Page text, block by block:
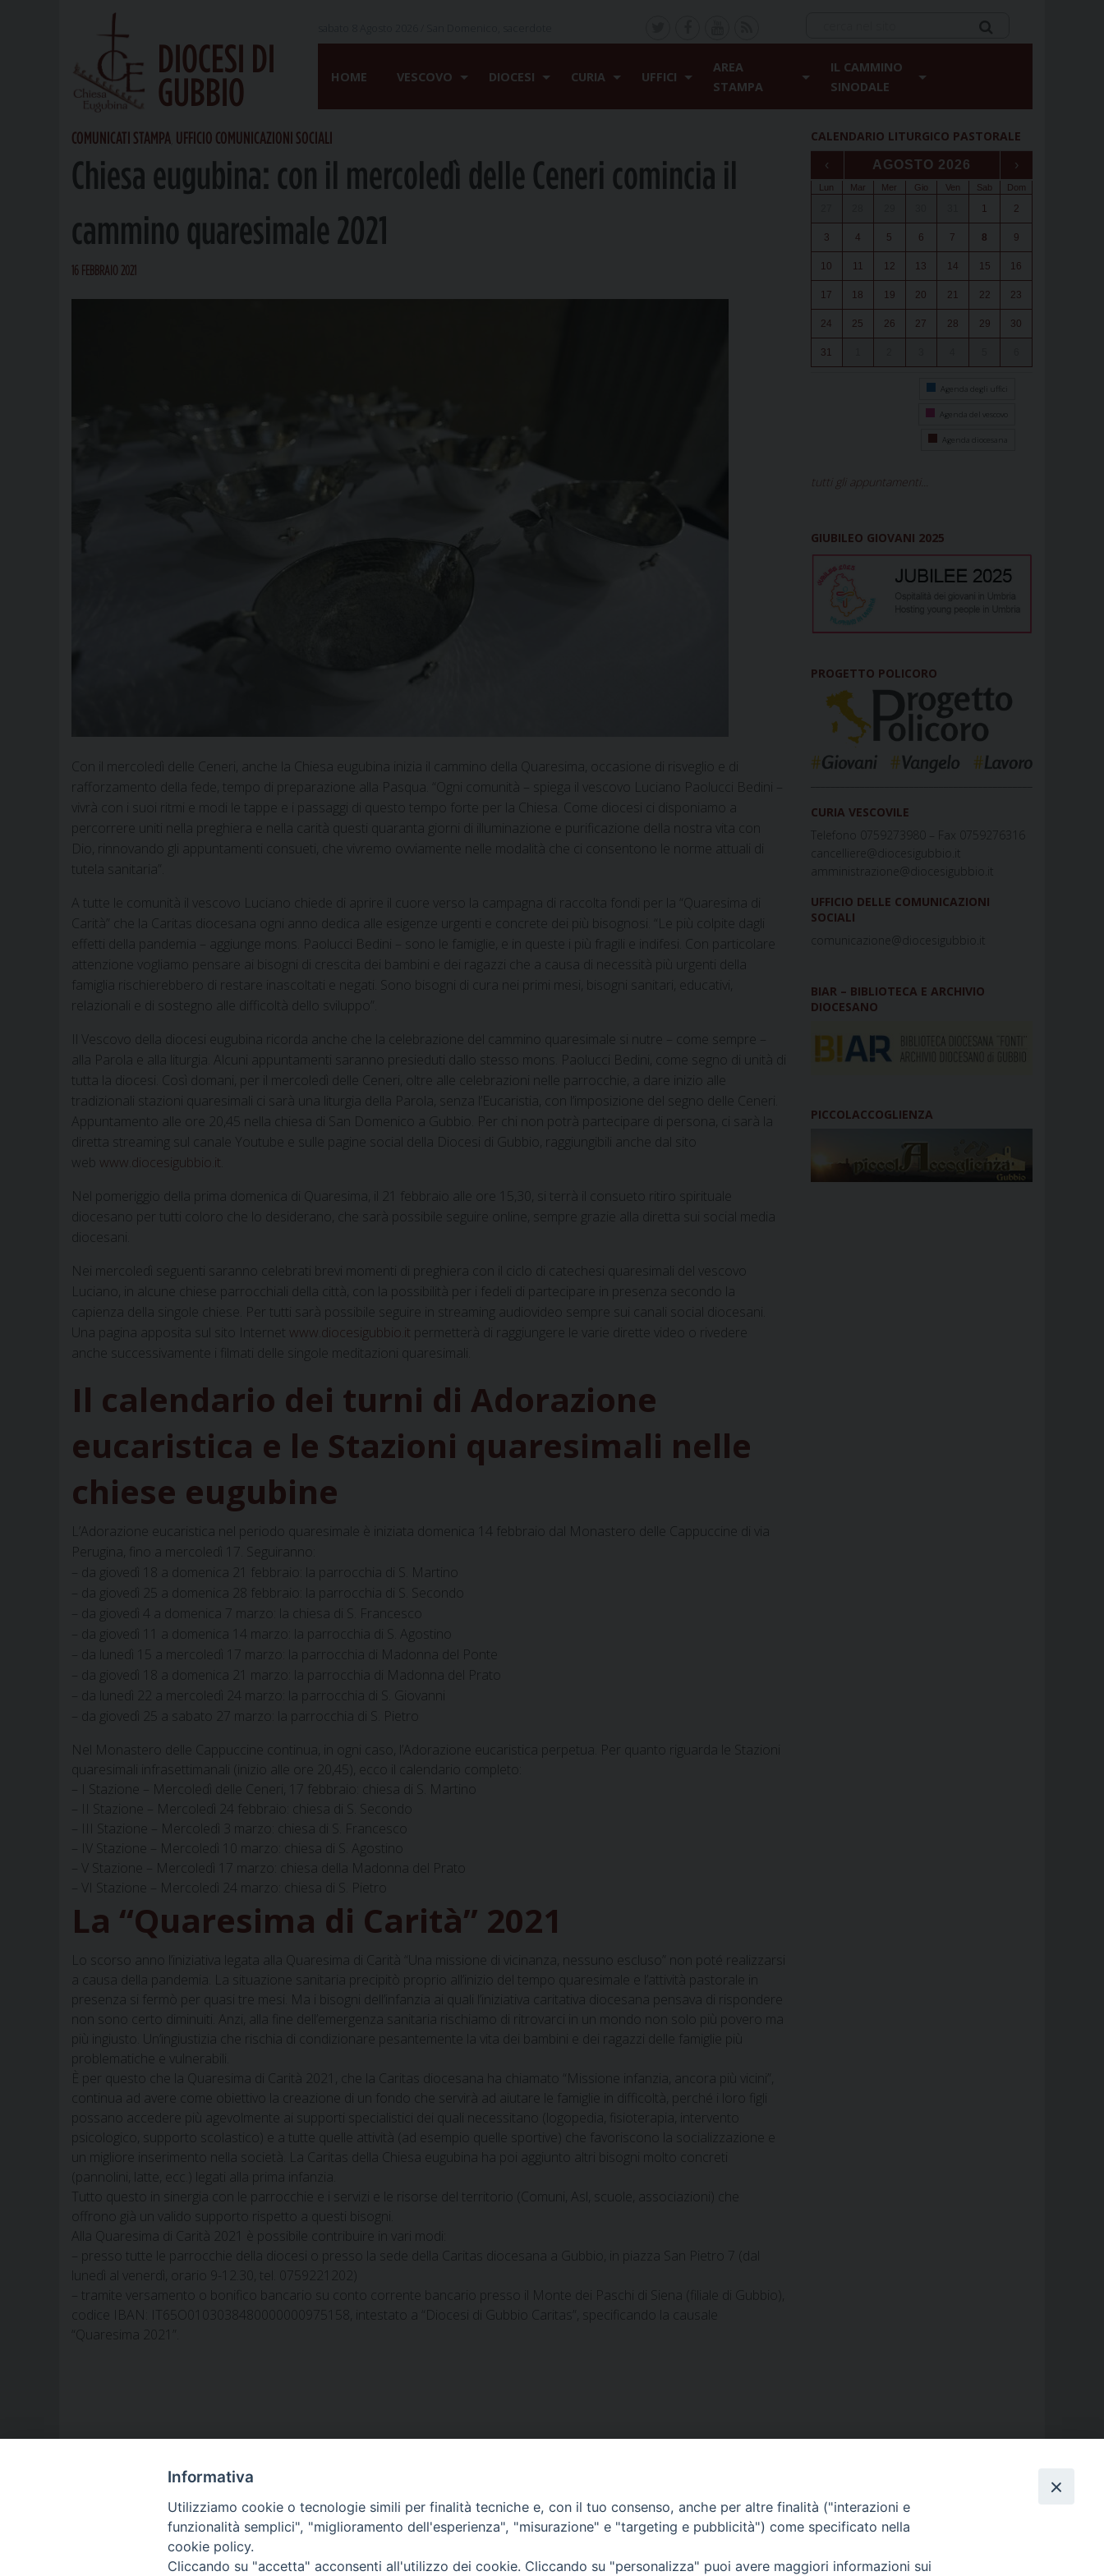
DIOCESI DI
GUBBIO
HOME VESCOVO DIOCESI CURIA UFFICI
AREA
STAMPA
IL CAMMINO
SINODALE
COMUNICATI STAMPA UFFICIO COMUNICAZIONI SOCIALI
Chiesa eugubina: con il mercoledì delle Ceneri comincia il
cammino quaresimale 2021
16 FEBBRAIO 2021
Con il mercoledì delle Ceneri, anche la Chiesa eugubina inizia il cammino della Quaresima, occasione di risveglio e di
rafforzamento della fede, tempo di preparazione alla Pasqua. “Ogni comunità – spiega il vescovo Luciano Paolucci Bedini –
vivrà con i suoi ritmi e modi le tappe e i passaggi di questo tempo forte per la Chiesa. Come diocesi ci disponiamo a
percorrere uniti nella preghiera e nella carità questi quaranta giorni di illuminazione e purificazione della nostra vita con
Dio, rinnovando gli appuntamenti consueti, che vivremo ovviamente nelle modalità che ci consentono le norme attuali di
tutela sanitaria”.
A tutte le comunità il vescovo Luciano chiede di aprire il cuore verso la campagna di raccolta fondi per la “Quaresima di
Carità” che la Caritas diocesana ogni anno dedica alle esigenze urgenti e concrete dei più bisognosi. “Le più colpite dagli
effetti della pandemia – aggiunge mons. Paolucci Bedini – sono le famiglie, e in queste i più fragili e indifesi. Con particolare
attenzione vogliamo pensare ai bisogni di crescita dei bambini e dei ragazzi che a causa di necessità più urgenti della
famiglia rischierebbero di restare inascoltati e negati. Sono bisogni di cura nei primi mesi, bisogni sanitari, educativi,
relazionali e di sostegno alle difficoltà dello sviluppo”.
Il Vescovo della diocesi eugubina ricorda anche che la celebrazione del cammino quaresimale si nutre – come sempre –
alla Parola e alla liturgia. Alcuni appuntamenti saranno presieduti dallo stesso mons. Paolucci Bedini, come segno di unità di
tutta la diocesi. Così domani, per il mercoledì delle Ceneri, oltre alle celebrazioni nelle parrocchie, a dare inizio alle
tradizionali stazioni quaresimali ci sarà una liturgia della Parola, senza l’Eucaristia, con l’imposizione del segno delle Ceneri.
Appuntamento alle ore 20,45 nella chiesa di San Domenico a Gubbio. Per chi non potrà partecipare di persona, ci sarà la
diretta streaming sul canale Youtube e sulle pagine social della Diocesi di Gubbio, raggiungibili anche dal sito
web www.diocesigubbio.it
Nel pomeriggio della prima domenica di Quaresima, il 21 febbraio alle ore 15,30, si terrà il consueto ritiro spirituale
diocesano per tutti coloro che lo desiderano, che sarà possibile seguire online, sempre grazie alla diretta sui social media
diocesani.
Nei mercoledì seguenti saranno celebrati brevi momenti di preghiera con il ciclo di catechesi quaresimali del vescovo
Luciano, in alcune chiese parrocchiali della città, con la possibilità per i fedeli di partecipare in presenza secondo la
capienza della singole chiese. Per tutti sarà possibile seguire in streaming audiovideo sempre sui canali social diocesani.
Una pagina apposita sul sito Internet www.diocesigubbio.it permetterà di raggiungere le varie dirette video o rivedere
anche successivamente i filmati delle singole meditazioni quaresimali.
Il calendario dei turni di Adorazione
eucaristica e le Stazioni quaresimali nelle
chiese eugubine
L’Adorazione eucaristica nel periodo quaresimale è iniziata domenica 14 febbraio dal Monastero delle Cappuccine di via
Perugina, fino a mercoledì 17. Seguiranno:
– da giovedì 18 a domenica 21 febbraio: la parrocchia di S. Martino
– da giovedì 25 a domenica 28 febbraio: la parrocchia di S. Secondo
– da giovedì 4 a domenica 7 marzo: la chiesa di S. Francesco
– da giovedì 11 a domenica 14 marzo: la parrocchia di S. Agostino
– da lunedì 15 a mercoledì 17 marzo: la parrocchia di Madonna del Ponte
– da giovedì 18 a domenica 21 marzo: la parrocchia di Madonna del Prato
– da lunedì 22 a mercoledì 24 marzo: la parrocchia di S. Giovanni
– da giovedì 25 a sabato 27 marzo: la parrocchia di S. Pietro
Nel Monastero delle Cappuccine continua, in ogni caso, l’Adorazione eucaristica perpetua. Per quanto riguarda le Stazioni
quaresimali infrasettimanali (inizio alle ore 20,45), ecco il calendario completo:
– I Stazione – Mercoledì delle Ceneri, 17 febbraio: chiesa di S. Martino
– II Stazione – Mercoledì 24 febbraio: chiesa di S. Secondo
– III Stazione – Mercoledì 3 marzo: chiesa di S. Francesco
– IV Stazione – Mercoledì 10 marzo: chiesa di S. Agostino
– V Stazione – Mercoledì 17 marzo: chiesa della Madonna del Prato
– VI Stazione – Mercoledì 24 marzo: chiesa di S. Pietro
La “Quaresima di Carità” 2021
Lo scorso anno l’iniziativa legata alla Quaresima di Carità “Una missione di vicinanza, nessuno escluso” non poté realizzarsi
a causa della pandemia. La situazione sanitaria precipitò proprio all’inizio del tempo quaresimale e l’attività pastorale in
presenza si fermò per quasi tre mesi. Ma i bisogni dell’infanzia ai quali l’iniziativa caritativa diocesana pensava di rispondere
non sono certo diminuiti. Anzi, alla fine dell’emergenza sanitaria rischiamo di ritrovarci in un mondo non solo più povero ma
più ingiusto. Un’ingiustizia che rischia di condizionare pesantemente la vita dei bambini e dei ragazzi delle famiglie più
problematiche e vulnerabili.
È per questo che la Quaresima di Carità 2021, che la Caritas diocesana ha chiamato “Missione infanzia, ancora più vicini”,
continua ad avere come obiettivo la creazione di un fondo che servirà ad aiutare le famiglie in difficoltà, perché i loro figli
possano accedere più agevolmente ai supporti specialistici dei quali necessitano (logopedia, fisioterapia, intervento
psicologico, supporto scolastico) e a tutte quelle attività (ad esempio quelle sportive) che favoriscono la socializzazione e
un migliore inserimento nella società. La Caritas della Chiesa eugubina ha poi aggiunto altri bisogni molto concreti
(pannolini, latte, ecc.) legati alla prima infanzia.
Tutto questo in sinergia con le parrocchie e i servizi e le risorse del territorio (Comuni, Asl, scuole, associazioni) che
offrono già un valido supporto rispetto a questi bisogni.
Alla Quaresima di Carità 2021 è possibile contribuire in vari modi:
– presso tutte le parrocchie della diocesi o presso la sede della Caritas diocesana a Gubbio, in piazza San Pietro 7 (dal
lunedì al venerdì, orario 9-12.30, tel. 0759221202)
– tramite versamento o bonifico bancario su conto corrente bancario presso il Monte dei Paschi di Siena (filiale di Gubbio),
codice IBAN: IT65O0103038480000000975158, intestato a “Diocesi di Gubbio Caritas”, specificando la causale
“Quaresima 2021”.
CALENDARIO LITURGICO PASTORALE
‹ AGOSTO 2026 ›
Lun Mar Mer Gio Ven Sab Dom
1 2
3 4 5 6 7 8 9
10 11 12 13 14 15 16
17 18 19 20 21 22 23
24 25 26 27 28 29 30
31
Agenda degli uffici
Agenda del vescovo
Agenda diocesana
tutti gli appuntamenti...
GIUBILEO GIOVANI 2025
PROGETTO POLICORO
CURIA VESCOVILE
Telefono 0759273980 – Fax 0759276316
cancelliere@diocesigubbio.it
amministrazione@diocesigubbio.it
UFFICIO DELLE COMUNICAZIONI
SOCIALI
comunicazione@diocesigubbio.it
BIAR – BIBLIOTECA E ARCHIVIO
DIOCESANO
PICCOLACCOGLIENZA
LA NOSTRA DIOCESI
Informativa
Utilizziamo cookie o tecnologie simili per finalità tecniche e, con il tuo consenso, anche per altre finalità ("interazioni e
funzionalità semplici", "miglioramento dell'esperienza", "misurazione" e "targeting e pubblicità") come specificato nella
cookie policy.
Cliccando su "accetta" acconsenti all'utilizzo dei cookie. Cliccando su "personalizza" puoi avere maggiori informazioni sui